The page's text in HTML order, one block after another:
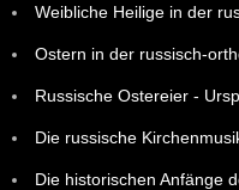
Weibliche Heilige in der
Ostern in der russisch-
Russische Ostereier -
Die russische
Die historischen Anfänge